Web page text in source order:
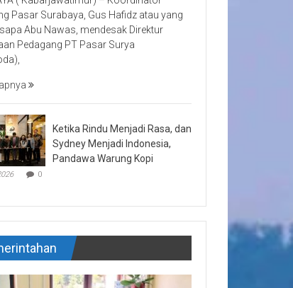
Pasar Surabaya, Gus Hafidz atau yang
Abu Nawas, mendesak Direktur
Pedagang PT Pasar Surya
Ketika Rindu Menjadi Rasa, dan
Sydney Menjadi Indonesia,
Pandawa Warung Kopi
0